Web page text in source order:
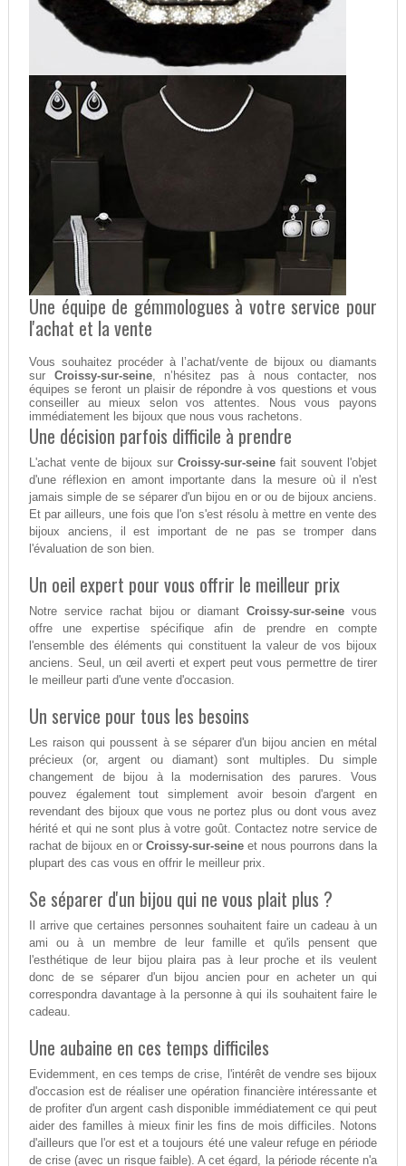
Une équipe de gémmologues à votre service pour
l'achat et la vente
Vous souhaitez procéder à l’achat/vente de bijoux ou diamants
sur Croissy-sur-seine, n’hésitez pas à nous contacter, nos
équipes se feront un plaisir de répondre à vos questions et vous
conseiller au mieux selon vos attentes. Nous vous payons
immédiatement les bijoux que nous vous rachetons.
Une décision parfois difficile à prendre
L'achat vente de bijoux surCroissy-sur-seine fait souvent l'objet
d'une réflexion en amont importante dans la mesure où il n'est
jamais simple de se séparer d'un bijou en or ou de bijoux anciens.
Et par ailleurs, une fois que l'on s'est résolu à mettre en vente des
bijoux anciens, il est important de ne pas se tromper dans
l'évaluation de son bien.
Un oeil expert pour vous offrir le meilleur prix
Notre service rachat bijou or diamantCroissy-sur-seine vous
offre une expertise spécifique afin de prendre en compte
l'ensemble des éléments qui constituent la valeur de vos bijoux
anciens. Seul, un œil averti et expert peut vous permettre de tirer
le meilleur parti d'une vente d'occasion.
Un service pour tous les besoins
Les raison qui poussent à se séparer d'un bijou ancien en métal
précieux (or, argent ou diamant) sont multiples. Du simple
changement de bijou à la modernisation des parures. Vous
pouvez également tout simplement avoir besoin d'argent en
revendant des bijoux que vous ne portez plus ou dont vous avez
hérité et qui ne sont plus à votre goût. Contactez notre service de
rachat de bijoux en or Croissy-sur-seine et nous pourrons dans la
plupart des cas vous en offrir le meilleur prix.
Se séparer d'un bijou qui ne vous plait plus ?
Il arrive que certaines personnes souhaitent faire un cadeau à un
ami ou à un membre de leur famille et qu'ils pensent que
l'esthétique de leur bijou plaira pas à leur proche et ils veulent
donc de se séparer d'un bijou ancien pour en acheter un qui
correspondra davantage à la personne à qui ils souhaitent faire le
cadeau.
Une aubaine en ces temps difficiles
Evidemment, en ces temps de crise, l'intérêt de vendre ses bijoux
d'occasion est de réaliser une opération financière intéressante et
de profiter d'un argent cash disponible immédiatement ce qui peut
aider des familles à mieux finir les fins de mois difficiles. Notons
d'ailleurs que l'or est et a toujours été une valeur refuge en période
de crise (avec un risque faible). A cet égard, la période récente n'a